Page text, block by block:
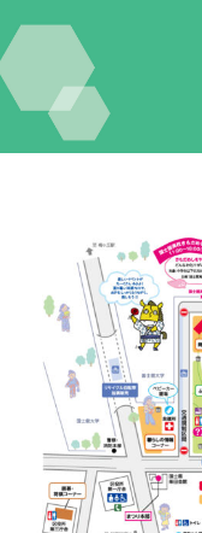
Home-2023-
イベント
団体紹介
交流自治体の紹介
実行委員会について